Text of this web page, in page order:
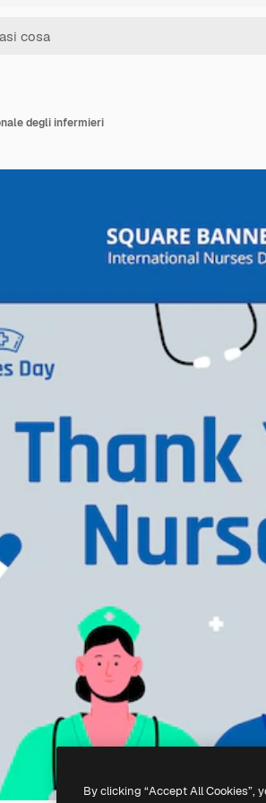
degli infermieri
By clicking “Accept All Cookies”,